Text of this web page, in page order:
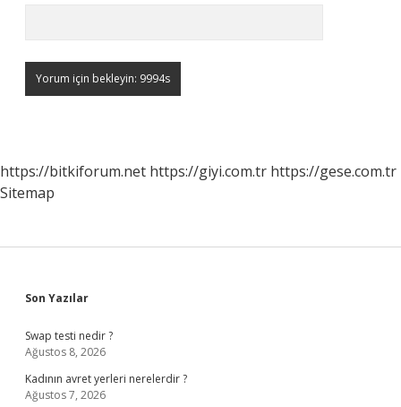
https://bitkiforum.net https://giyi.com.tr https://gese.com.tr
Sitemap
Sidebar
Son Yazılar
Swap testi nedir ?
Ağustos 8, 2026
Kadının avret yerleri nerelerdir ?
Ağustos 7, 2026